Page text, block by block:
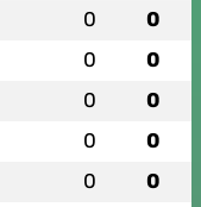
0 0
0 0
0 0
0 0
0 0